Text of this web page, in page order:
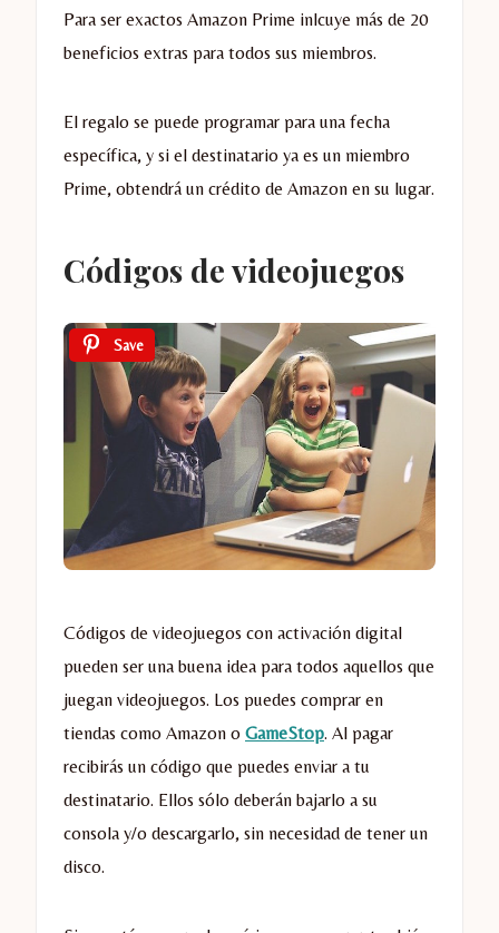
Para ser exactos Amazon Prime inlcuye más de 20
beneficios extras para todos sus miembros.
El regalo se puede programar para una fecha
específica, y si el destinatario ya es un miembro
Prime, obtendrá un crédito de Amazon en su lugar.
Códigos de videojuegos
Save
Códigos de videojuegos con activación digital
pueden ser una buena idea para todos aquellos que
juegan videojuegos. Los puedes comprar en
tiendas como Amazon o GameStop. Al pagar
recibirás un código que puedes enviar a tu
destinatario. Ellos sólo deberán bajarlo a su
consola y/o descargarlo, sin necesidad de tener un
disco.